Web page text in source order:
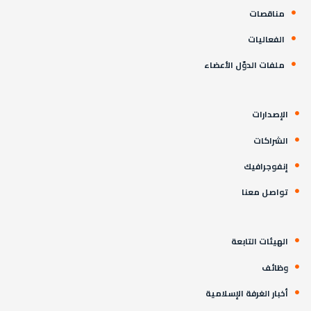
مناقصات
الفعاليات
ملفات الدوّل الأعضاء
الإصدارات
الشراكات
إنفوجرافيك
تواصل معنا
الهيئات التابعة
وظائف
أخبار الغرفة الإسلامية